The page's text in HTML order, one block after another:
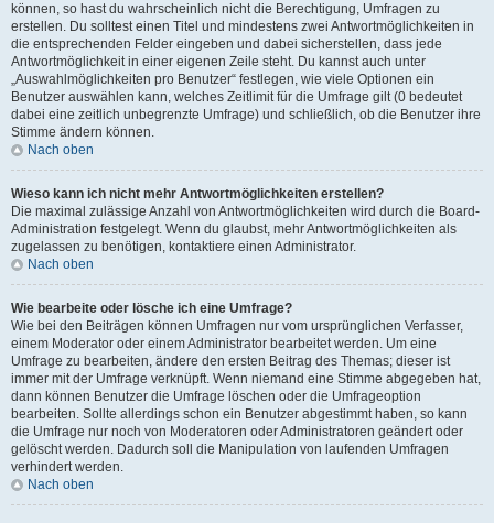
können, so hast du wahrscheinlich nicht die Berechtigung, Umfragen zu
erstellen. Du solltest einen Titel und mindestens zwei Antwortmöglichkeiten in
die entsprechenden Felder eingeben und dabei sicherstellen, dass jede
Antwortmöglichkeit in einer eigenen Zeile steht. Du kannst auch unter
„Auswahlmöglichkeiten pro Benutzer“ festlegen, wie viele Optionen ein
Benutzer auswählen kann, welches Zeitlimit für die Umfrage gilt (0 bedeutet
dabei eine zeitlich unbegrenzte Umfrage) und schließlich, ob die Benutzer ihre
Stimme ändern können.
Nach oben
Wieso kann ich nicht mehr Antwortmöglichkeiten erstellen?
Die maximal zulässige Anzahl von Antwortmöglichkeiten wird durch die Board-
Administration festgelegt. Wenn du glaubst, mehr Antwortmöglichkeiten als
zugelassen zu benötigen, kontaktiere einen Administrator.
Nach oben
Wie bearbeite oder lösche ich eine Umfrage?
Wie bei den Beiträgen können Umfragen nur vom ursprünglichen Verfasser,
einem Moderator oder einem Administrator bearbeitet werden. Um eine
Umfrage zu bearbeiten, ändere den ersten Beitrag des Themas; dieser ist
immer mit der Umfrage verknüpft. Wenn niemand eine Stimme abgegeben hat,
dann können Benutzer die Umfrage löschen oder die Umfrageoption
bearbeiten. Sollte allerdings schon ein Benutzer abgestimmt haben, so kann
die Umfrage nur noch von Moderatoren oder Administratoren geändert oder
gelöscht werden. Dadurch soll die Manipulation von laufenden Umfragen
verhindert werden.
Nach oben